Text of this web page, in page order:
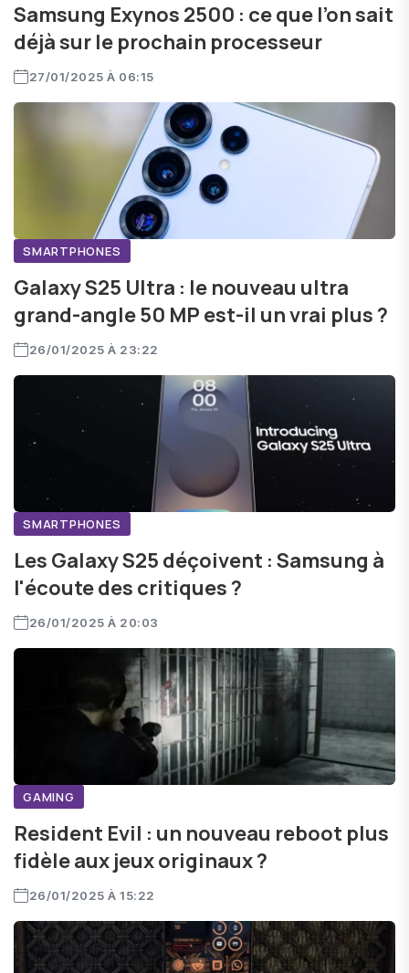
Samsung Exynos 2500 : ce que l’on sait
déjà sur le prochain processeur
27/01/2025 À 06:15
SMARTPHONES
Galaxy S25 Ultra : le nouveau ultra
grand-angle 50 MP est-il un vrai plus ?
26/01/2025 À 23:22
SMARTPHONES
Les Galaxy S25 déçoivent : Samsung à
l'écoute des critiques ?
26/01/2025 À 20:03
GAMING
Resident Evil : un nouveau reboot plus
fidèle aux jeux originaux ?
26/01/2025 À 15:22